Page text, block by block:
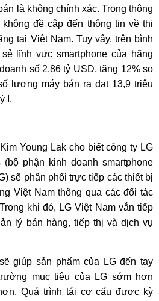
là không chính xác. Trong thông
đề cập đến thông tin về thị
tại Việt Nam. Tuy vậy, trên bình
lĩnh vực smartphone của hãng
số 2,86 tỷ USD, tăng 12% so
lượng máy bán ra đạt 13,9 triệu
I.
Young Lak cho biết công ty LG
(bộ phận kinh doanh smartphone
sẽ phân phối trực tiếp các thiết bị
Việt Nam thông qua các đối tác
khi đó, LG Việt Nam vẫn tiếp
lý bán hàng, tiếp thị và dịch vụ
giúp sản phẩm của LG đến tay
mục tiêu của LG sớm hơn
Quá trình tái cơ cấu được kỳ